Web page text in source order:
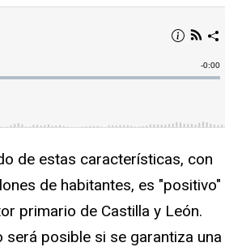
de estas características, con
de habitantes, es "positivo"
primario de Castilla y León.
posible si se garantiza una